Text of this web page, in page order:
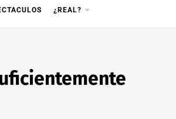
¿REAL?